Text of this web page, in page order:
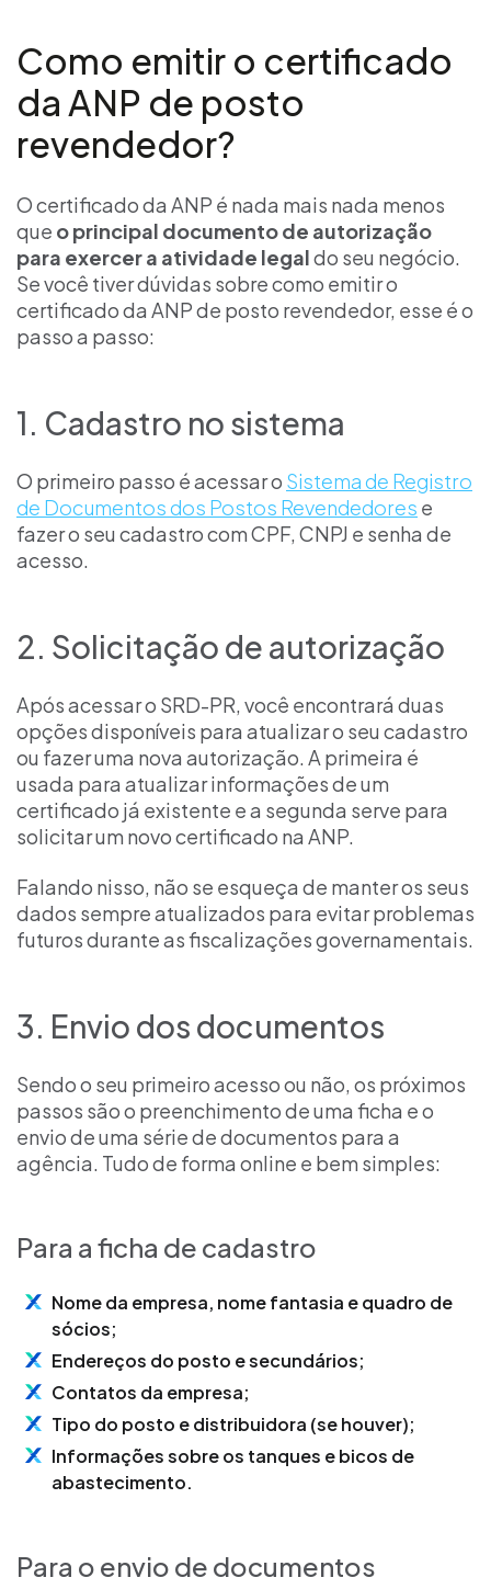
Como emitir o certificado
da ANP de posto
revendedor?
O certificado da ANP é nada mais nada menos
que o principal documento de autorização
para exercer a atividade legaldo seu negócio.
Se você tiver dúvidas sobre como emitir o
certificado da ANP de posto revendedor, esse é o
passo a passo:
1. Cadastro no sistema
O primeiro passo é acessar o Sistema de Registro
de Documentos dos Postos Revendedores e
fazer o seu cadastro com CPF, CNPJ e senha de
acesso.
2. Solicitação de autorização
Após acessar o SRD-PR, você encontrará duas
opções disponíveis para atualizar o seu cadastro
ou fazer uma nova autorização. A primeira é
usada para atualizar informações de um
certificado já existente e a segunda serve para
solicitar um novo certificado na ANP.
Falando nisso, não se esqueça de manter os seus
dados sempre atualizados para evitar problemas
futuros durante as fiscalizações governamentais.
3. Envio dos documentos
Sendo o seu primeiro acesso ou não, os próximos
passos são o preenchimento de uma ficha e o
envio de uma série de documentos para a
agência. Tudo de forma online e bem simples:
Para a ficha de cadastro
Nome da empresa, nome fantasia e quadro de
sócios;
Endereços do posto e secundários;
Contatos da empresa;
Tipo do posto e distribuidora (se houver);
Informações sobre os tanques e bicos de
abastecimento.
Para o envio de documentos